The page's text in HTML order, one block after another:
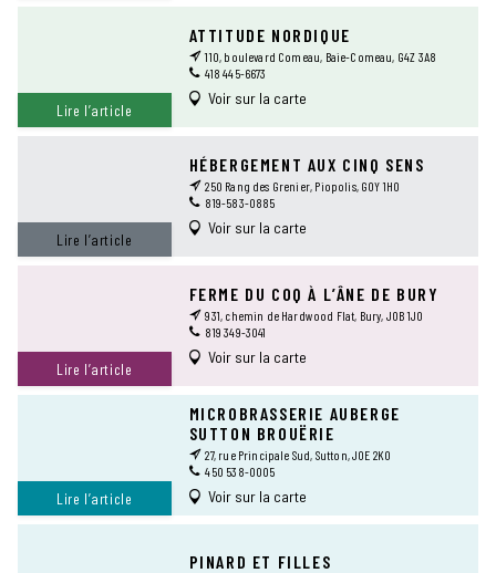
Lire l’article
ATTITUDE NORDIQUE
110, boulevard Comeau, Baie-Comeau, G4Z 3A8
418 445-6673
Voir sur la carte
Lire l’article
HÉBERGEMENT AUX CINQ SENS
250 Rang des Grenier, Piopolis, G0Y 1H0
819-583-0885
Voir sur la carte
Lire l’article
FERME DU COQ À L’ÂNE DE BURY
931, chemin de Hardwood Flat, Bury, J0B 1J0
819 349-3041
Voir sur la carte
Lire l’article
MICROBRASSERIE AUBERGE
SUTTON BROUËRIE
27, rue Principale Sud, Sutton, J0E 2K0
450 538-0005
Voir sur la carte
PINARD ET FILLES